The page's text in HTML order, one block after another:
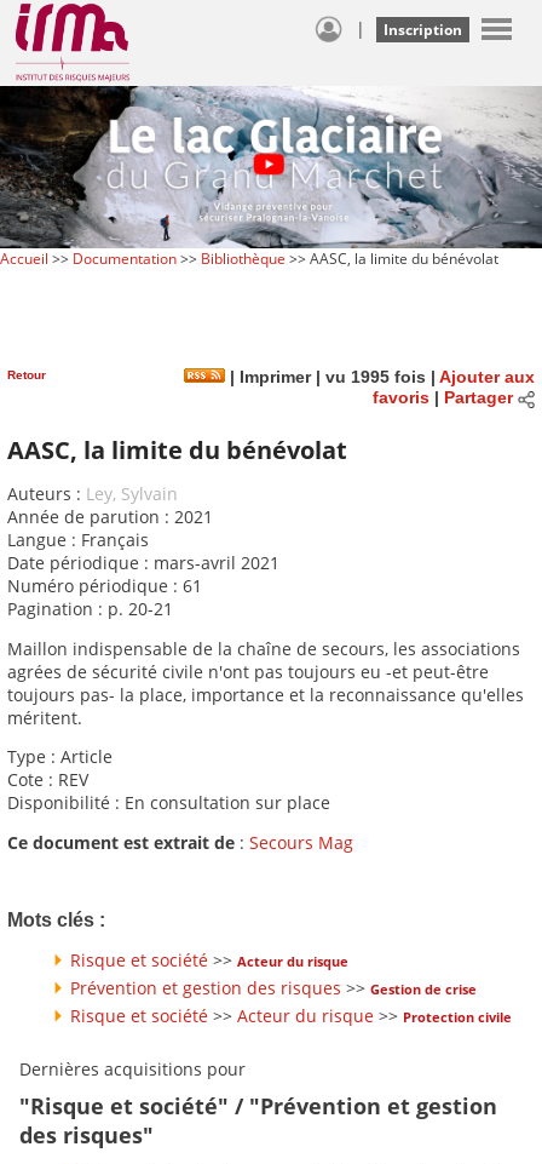
| Inscription
Accueil >> Documentation>> Bibliothèque >> AASC, la limite du bénévolat
Retour | Imprimer| vu 1995 fois | Ajouter aux
favoris| Partager
AASC, la limite du bénévolat
Auteurs : Ley, Sylvain
Année de parution : 2021
Langue : Français
Date périodique : mars-avril 2021
Numéro périodique : 61
Pagination : p. 20-21
Maillon indispensable de la chaîne de secours, les associations
agrées de sécurité civile n'ont pas toujours eu -et peut-être
toujours pas- la place, importance et la reconnaissance qu'elles
méritent.
Type : Article
Cote : REV
Disponibilité : En consultation sur place
Ce document est extrait de : Secours Mag
Mots clés :
Risque et société >> Acteur du risque
Prévention et gestion des risques >> Gestion de crise
Risque et société >> Acteur du risque >> Protection civile
Dernières acquisitions pour
"Risque et société" / "Prévention et gestion
des risques"